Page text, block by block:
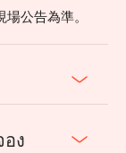
公告為準。
ง